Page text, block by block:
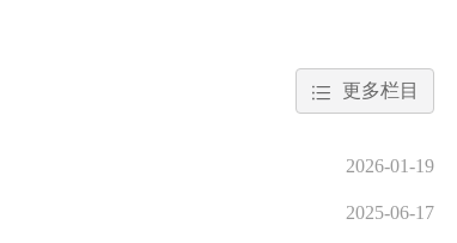
更多栏目
2026-01-19
2025-06-17